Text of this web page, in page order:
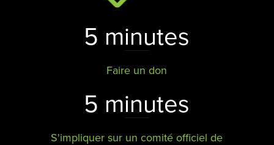
5 minutes
Faire un don
5 minutes
S'impliquer sur un comité officiel de